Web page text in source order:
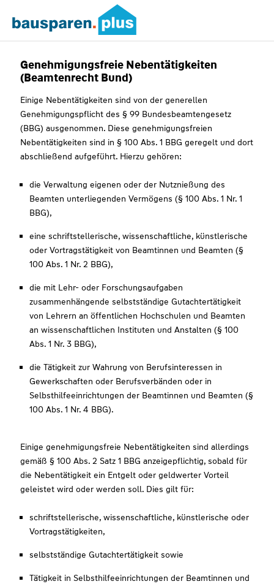
Genehmigungsfreie Nebentätigkeiten
(Beamtenrecht Bund)
Einige Nebentätigkeiten sind von der generellen
Genehmigungspflicht des § 99 Bundesbeamtengesetz
(BBG) ausgenommen. Diese genehmigungsfreien
Nebentätigkeiten sind in § 100 Abs. 1 BBG geregelt und dort
abschließend aufgeführt. Hierzu gehören:
die Verwaltung eigenen oder der Nutznießung des
Beamten unterliegenden Vermögens (§ 100 Abs. 1 Nr. 1
BBG),
eine schriftstellerische, wissenschaftliche, künstlerische
oder Vortragstätigkeit von Beamtinnen und Beamten (§
100 Abs. 1 Nr. 2 BBG),
die mit Lehr- oder Forschungsaufgaben
zusammenhängende selbstständige Gutachtertätigkeit
von Lehrern an öffentlichen Hochschulen und Beamten
an wissenschaftlichen Instituten und Anstalten (§ 100
Abs. 1 Nr. 3 BBG),
die Tätigkeit zur Wahrung von Berufsinteressen in
Gewerkschaften oder Berufsverbänden oder in
Selbsthilfeeinrichtungen der Beamtinnen und Beamten (§
100 Abs. 1 Nr. 4 BBG).
Einige genehmigungsfreie Nebentätigkeiten sind allerdings
gemäß § 100 Abs. 2 Satz 1 BBG anzeigepflichtig, sobald für
die Nebentätigkeit ein Entgelt oder geldwerter Vorteil
geleistet wird oder werden soll. Dies gilt für:
schriftstellerische, wissenschaftliche, künstlerische oder
Vortragstätigkeiten,
selbstständige Gutachtertätigkeit sowie
Tätigkeit in Selbsthilfeeinrichtungen der Beamtinnen und